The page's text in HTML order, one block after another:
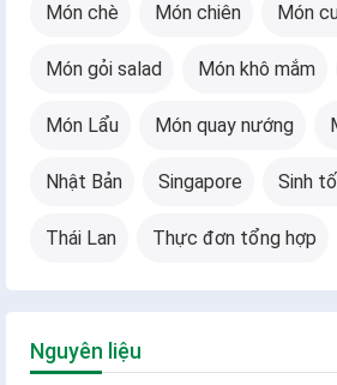
Món chè Món chiên Món
Món gỏi salad Món khô mắm
Món Lẩu Món quay nướng
Nhật Bản Singapore Sinh
Thái Lan Thực đơn tổng hợp
Nguyên liệu